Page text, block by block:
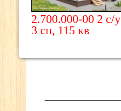
2.700.000-00 2 с/у
3 сп, 115 кв